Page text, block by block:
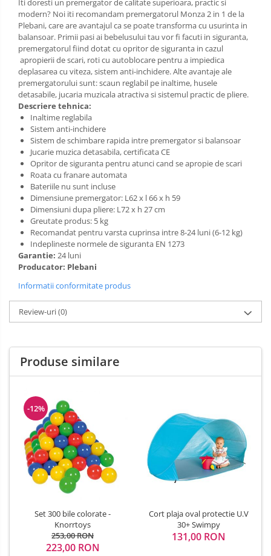
Sac de dormit 130 cm
Sac de dormit 140 cm
Sac de dormit 150 cm
Sac de dormit tineret
Saltele de infasat
Iti doresti un premergator de calitate superioara, practic si
modern? Noi iti recomandam premergatorul Monza 2 in 1 de la
Plebani, care are avantajul ca se poate transforma cu usurinta in
balansoar. Primii pasi ai bebelusului tau vor fi facuti in siguranta,
premergatorul fiind dotat cu opritor de siguranta in cazul
apropierii de scari, roti cu autoblocare pentru a impiedica
deplasarea cu viteza, sistem anti-inchidere. Alte avantaje ale
premergatorului sunt: scaun reglabil pe inaltime, husele
detasabile, jucaria muzicala atractiva si sistemul practic de pliere.
Descriere tehnica:
Inaltime reglabila
Sistem anti-inchidere
Sistem de schimbare rapida intre premergator si balansoar
Jucarie muzica detasabila, certificata CE
Opritor de siguranta pentru atunci cand se apropie de scari
Roata cu franare automata
Bateriile nu sunt incluse
Dimensiune premergator: L62 x l 66 x h 59
Dimensiuni dupa pliere: L72 x h 27 cm
Greutate produs: 5 kg
Recomandat pentru varsta cuprinsa intre 8-24 luni (6-12 kg)
Indeplineste normele de siguranta EN 1273
Garantie: 24 luni
Producator: Plebani
Informatii conformitate produs
Review-uri(0)
Produse similare
-12%
Set 300 bile colorate -
Knorrtoys
253,00 RON
223,00 RON
Cort plaja oval protectie U.V
30+ Swimpy
131,00 RON